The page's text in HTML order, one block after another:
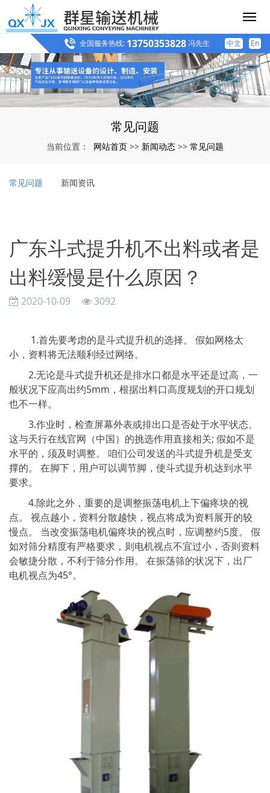
全国服务热线: 13750353828冯先生 中文 En
常见问题
当前位置： 网站首页 >> 新闻动态 >> 常见问题
常见问题 新闻资讯
广东斗式提升机不出料或者是
出料缓慢是什么原因？
2020-10-09 3092
1.首先要考虑的是斗式提升机的选择。 假如网格太
小，资料将无法顺利经过网络。
2.无论是斗式提升机还是排水口都是水平还是过高，一
般状况下应高出约5mm，根据出料口高度规划的开口规划
也不一样。
3.作业时，检查屏幕外表或排出口是否处于水平状态。
这与天行在线官网（中国）的挑选作用直接相关; 假如不是
水平的，须及时调整。 咱们公司发送的斗式提升机是受支
撑的。 在脚下，用户可以调节脚，使斗式提升机达到水平
要求。
4.除此之外，重要的是调整振荡电机上下偏疼块的视
点。 视点越小，资料分散越快，视点将成为资料展开的较
慢点。 当改变振荡电机偏疼块的视点时，应调整约5度。 假
如对筛分精度有严格要求，则电机视点不宜过小，否则资料
会敏捷分散，不利于筛分作用。 在振荡筛的状况下，出厂
电机视点为45°。